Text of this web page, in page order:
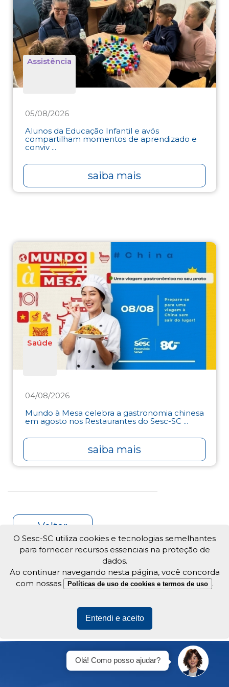
Assistência
05/08/2026
Alunos da Educação Infantil e avós
compartilham momentos de aprendizado e
conviv ...
saiba mais
Saúde
04/08/2026
Mundo à Mesa celebra a gastronomia chinesa
em agosto nos Restaurantes do Sesc-SC ...
saiba mais
Voltar
O Sesc-SC utiliza cookies e tecnologias semelhantes
para fornecer recursos essenciais na proteção de
dados.
Ao continuar navegando nesta página, você concorda
com nossas
Políticas de uso de cookies e termos de uso .
Entendi e aceito
Olá! Como posso ajudar?